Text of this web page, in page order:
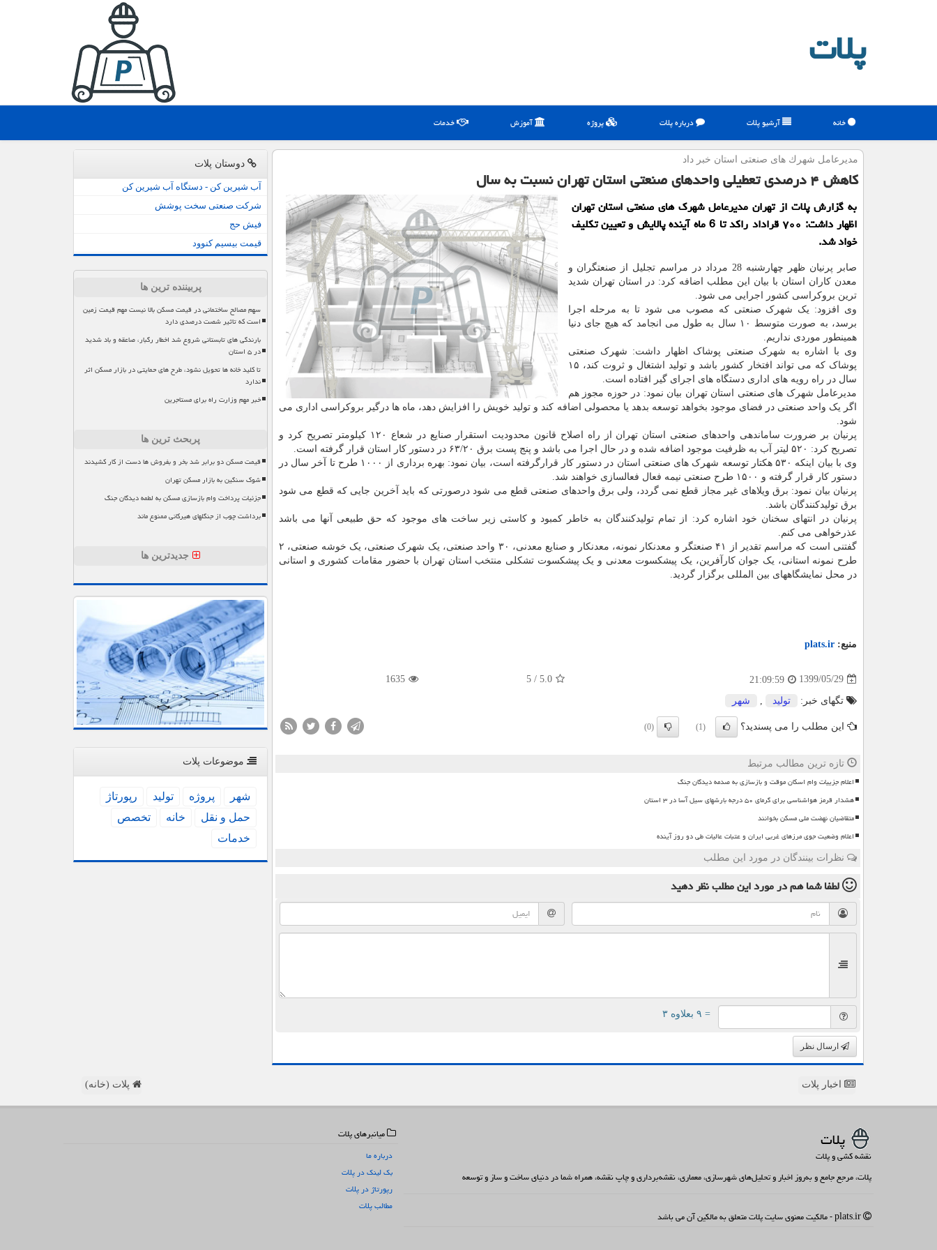
پلات
خانه آرشیو پلات درباره پلات پروژه آموزش خدمات
مدیرعامل شهرك های صنعتی استان خبر داد
كاهش ۴ درصدی تعطیلی واحدهای صنعتی استان تهران نسبت به سال
به گزارش پلات از تهران مدیرعامل شهرك های صنعتی استان تهران
اظهار داشت: ۷۰۰ قراداد راكد تا 6 ماه آینده پالایش و تعیین تكلیف
خواد شد.
صابر پرنیان ظهر چهارشنبه 28 مرداد در مراسم تجلیل از صنعتگران و
معدن کاران استان با بیان این مطلب اضافه کرد: در استان تهران شدید
ترین بروکراسی کشور اجرایی می شود.
وی افزود: یک شهرک صنعتی که مصوب می شود تا به مرحله اجرا
برسد، به صورت متوسط ۱۰ سال به طول می انجامد که هیچ جای دنیا
همینطور موردی نداریم.
وی با اشاره به شهرک صنعتی پوشاک اظهار داشت: شهرک صنعتی
پوشاک که می تواند افتخار کشور باشد و تولید اشتغال و ثروت کند، ۱۵
سال در راه رویه های اداری دستگاه های اجرای گیر افتاده است.
مدیرعامل شهرک های صنعتی استان تهران بیان نمود: در حوزه مجوز هم
اگر یک واحد صنعتی در فضای موجود بخواهد توسعه بدهد یا محصولی اضافه کند و تولید خویش را افزایش دهد، ماه ها درگیر بروکراسی اداری می
شود.
پرنیان بر ضرورت ساماندهی واحدهای صنعتی استان تهران از راه اصلاح قانون محدودیت استقرار صنایع در شعاع ۱۲۰ کیلومتر تصریح کرد و
تصریح کرد: ۵۲۰ لیتر آب به ظرفیت موجود اضافه شده و در حال اجرا می باشد و پنج پست برق ۶۳/۲۰ در دستور کار استان قرار گرفته است.
وی با بیان اینکه ۵۳۰ هکتار توسعه شهرک های صنعتی استان در دستور کار قرارگرفته است، بیان نمود: بهره برداری از ۱۰۰۰ طرح تا آخر سال در
دستور کار قرار گرفته و ۱۵۰۰ طرح صنعتی نیمه فعال فعالسازی خواهند شد.
پرنیان بیان نمود: برق ویلاهای غیر مجاز قطع نمی گردد، ولی برق واحدهای صنعتی قطع می شود درصورتی که باید آخرین جایی که قطع می شود
برق تولیدکنندگان باشد.
پرنیان در انتهای سخنان خود اشاره کرد: از تمام تولیدکنندگان به خاطر کمبود و کاستی زیر ساخت های موجود که حق طبیعی آنها می باشد
عذرخواهی می کنم.
گفتنی است که مراسم تقدیر از ۴۱ صنعتگر و معدنکار نمونه، معدنکار و صنایع معدنی، ۳۰ واحد صنعتی، یک شهرک صنعتی، یک خوشه صنعتی، ۲
طرح نمونه استانی، یک جوان کارآفرین، یک پیشکسوت معدنی و یک پیشکسوت تشکلی منتخب استان تهران با حضور مقامات کشوری و استانی
در محل نمایشگاههای بین المللی برگزار گردید.
منبع: plats.ir
1399/05/29
21:09:59
5.0
/
5
1635
تگهای خبر: تولید شهر
این مطلب را می پسندید؟ (1)
(0)
تازه ترین مطالب مرتبط
اعلام جزییات وام اسکان موقت و بازسازی به صدمه دیدگان جنگ
هشدار قرمز هواشناسی برای گرمای ۵۰ درجه بارشهای سیل آسا در ۳ استان
متقاضیان نهضت ملی مسکن بخوانند
اعلام وضعیت جوی مرزهای غربی ایران و عتبات عالیات طی دو روز آینده
نظرات بینندگان در مورد این مطلب
لطفا شما همدر مورد این مطلبنظر دهید
= ۹ بعلاوه ۳
ارسال نظر
دوستان پلات
آب شیرین کن - دستگاه آب شیرین کن
شرکت صنعتی سخت پوشش
فیش حج
قیمت بیسیم کنوود
پربیننده ترین ها
سهم مصالح ساختمانی در قیمت مسکن بالا نیست مهم قیمت زمین
است که تاثیر شصت درصدی دارد
بارندگی های تابستانی شروع شد اخطار رگبار، صاعقه و باد شدید
در ۵ استان
تا کلید خانه ها تحویل نشود، طرح های حمایتی در بازار مسکن اثر
ندارد
خبر مهم وزارت راه برای مستاجرین
پربحث ترین ها
قیمت مسکن دو برابر شد بخر و بفروش ها دست از کار کشیدند
شوک سنگین به بازار مسکن تهران
جزئیات پرداخت وام بازسازی مسکن به لطمه دیدگان جنگ
برداشت چوب از جنگلهای هیرکانی ممنوع ماند
جدیدترین ها
موضوعات پلات
شهر پروژه تولید
رپورتاژ
حمل و نقل
خانه
تخصص
خدمات
اخبار پلات پلات (خانه)
پلات
نقشه کشی و پلات
پلات، مرجع جامع و به‌روز اخبار و تحلیل‌های شهرسازی، معماری، نقشه‌برداری و چاپ نقشه، همراه شما در دنیای ساخت و ساز و توسعه
میانبرهای پلات
درباره ما
بک لینک در پلات
رپورتاژ در پلات
مطالب پلات